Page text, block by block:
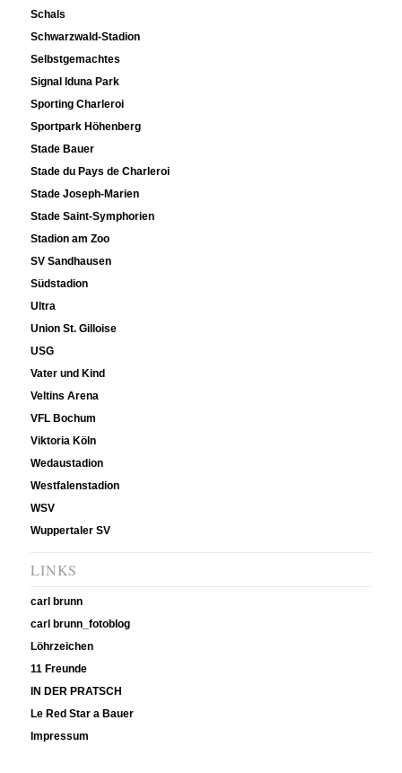
Schals
Schwarzwald-Stadion
Selbstgemachtes
Signal Iduna Park
Sporting Charleroi
Sportpark Höhenberg
Stade Bauer
Stade du Pays de Charleroi
Stade Joseph-Marien
Stade Saint-Symphorien
Stadion am Zoo
SV Sandhausen
Südstadion
Ultra
Union St. Gilloise
USG
Vater und Kind
Veltins Arena
VFL Bochum
Viktoria Köln
Wedaustadion
Westfalenstadion
WSV
Wuppertaler SV
LINKS
carl brunn
carl brunn_fotoblog
Löhrzeichen
11 Freunde
IN DER PRATSCH
Le Red Star a Bauer
Impressum